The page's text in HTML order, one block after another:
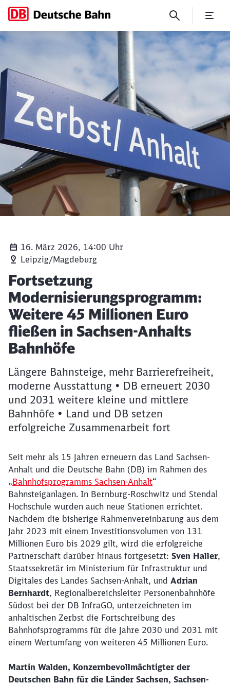
Fortsetzung
16. März 2026, 14:00 Uhr
Leipzig/Magdeburg
Artikel:
Fortsetzung
Modernisierungsprogramm:
Weitere 45 Millionen Euro
fließen in Sachsen-Anhalts
Bahnhöfe
Längere Bahnsteige, mehr Barrierefreiheit,
moderne Ausstattung • DB erneuert 2030
und 2031 weitere kleine und mittlere
Bahnhöfe • Land und DB setzen
erfolgreiche Zusammenarbeit fort
Seit mehr als 15 Jahren erneuern das Land Sachsen-
Anhalt und die Deutsche Bahn (DB) im Rahmen des
„Bahnhofsprogramms Sachsen-Anhalt“
Bahnsteiganlagen. In Bernburg-Roschwitz und Stendal
Hochschule wurden auch neue Stationen errichtet.
Nachdem die bisherige Rahmenvereinbarung aus dem
Jahr 2023 mit einem Investitionsvolumen von 131
Millionen Euro bis 2029 gilt, wird die erfolgreiche
Partnerschaft darüber hinaus fortgesetzt: Sven Haller,
Staatssekretär im Ministerium für Infrastruktur und
Digitales des Landes Sachsen-Anhalt, und Adrian
Bernhardt, Regionalbereichsleiter Personenbahnhöfe
Südost bei der DB InfraGO, unterzeichneten im
anhaltischen Zerbst die Fortschreibung des
Bahnhofsprogramms für die Jahre 2030 und 2031 mit
einem Wertumfang von weiteren 45 Millionen Euro.
Martin Walden, Konzernbevollmächtigter der
Deutschen Bahn für die Länder Sachsen, Sachsen-